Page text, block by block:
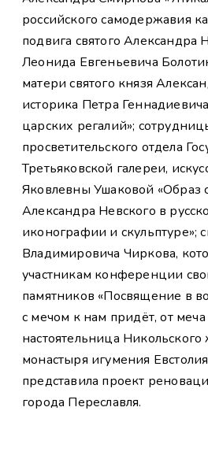
российского самодержавия
подвига святого Александра
Леонида Евгеньевича
матери святого князя
историка Петра
царских регалий»;
просветительского отдела
Третьяковской галереи,
Яковлевны Ушаковой «Образ
Александра Невского в
иконографии и скульптуре»;
Владимировича Чиркова,
участникам конференции
памятников «Посвящение в
с мечом к нам придёт, от меча
настоятельница Никольского
монастыря игумения
представила проект
города Переславля.